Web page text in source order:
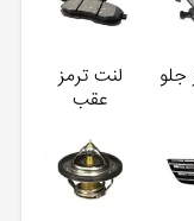
جلو
لنت ترمز
عقب